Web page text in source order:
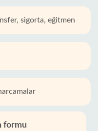
sigorta, eğitmen
formu